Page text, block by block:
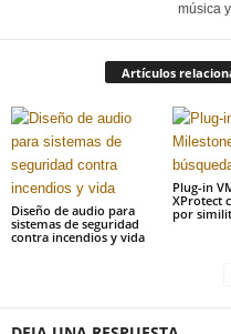
música
Artículos
Diseño de audio para
sistemas de seguridad
contra incendios y vida
Plug-in
XProtect
por